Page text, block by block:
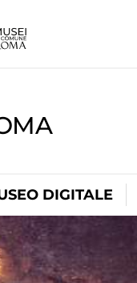
DIGITALE